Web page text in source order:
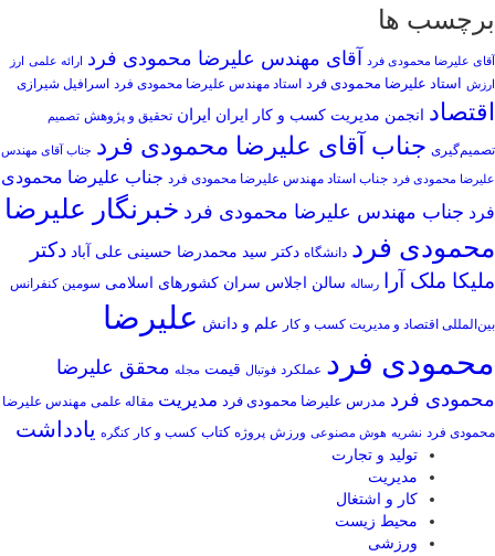
برچسب ها
آقای علیرضا محمودی فرد آقای مهندس علیرضا محمودی فرد ارائه علمی ارز
ارزش استاد علیرضا محمودی فرد استاد مهندس علیرضا محمودی فرد اسرافیل شیرازی
اقتصاد انجمن مدیریت کسب و کار ایران ایران تحقیق و پژوهش تصمیم
تصمیم‌گیری جناب آقای علیرضا محمودی فرد جناب آقای مهندس
علیرضا محمودی فرد جناب استاد مهندس علیرضا محمودی فرد جناب علیرضا محمودی
فرد جناب مهندس علیرضا محمودی فرد خبرنگار علیرضا
محمودی فرد دانشگاه دکتر سید محمدرضا حسینی علی آباد دکتر
ملیکا ملک آرا
رساله سالن اجلاس سران کشورهای اسلامی سومین کنفرانس
بین‌المللی اقتصاد و مدیریت کسب و کار علم و دانش علیرضا
محمودی فرد عملکرد فوتبال قیمت مجله محقق علیرضا
محمودی فرد مدرس علیرضا محمودی فرد مدیریت مقاله علمی مهندس علیرضا
محمودی فرد نشریه هوش مصنوعی ورزش پروژه کتاب کسب و کار کنگره یادداشت
تولید و تجارت
مدیریت
کار و اشتغال
محیط زیست
ورزشی